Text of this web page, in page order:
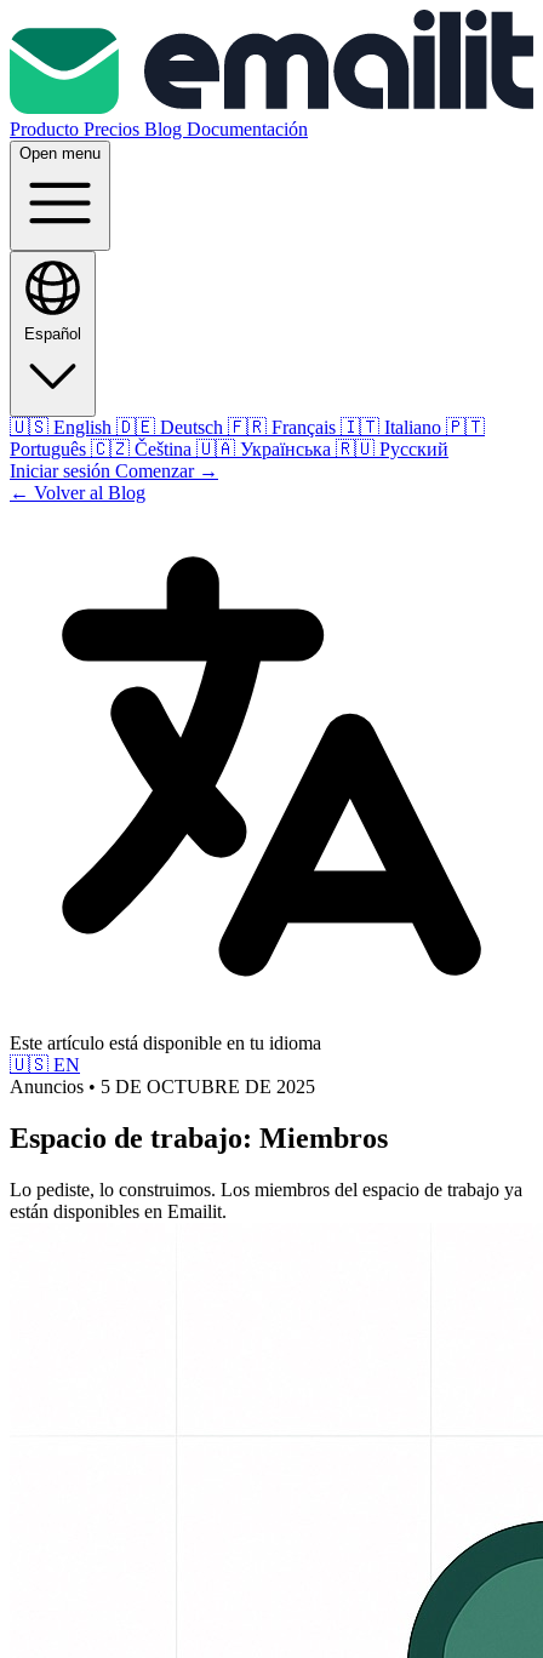
Producto Precios Blog Documentación
Open menu
Español
🇺🇸 English 🇩🇪 Deutsch 🇫🇷 Français 🇮🇹 Italiano 🇵🇹
Português 🇨🇿 Čeština 🇺🇦 Українська 🇷🇺 Русский
Iniciar sesión Comenzar →
← Volver al Blog
Este artículo está disponible en tu idioma
🇺🇸 EN
Anuncios • 5 DE OCTUBRE DE 2025
Espacio de trabajo: Miembros
Lo pediste, lo construimos. Los miembros del espacio de trabajo ya
están disponibles en Emailit.